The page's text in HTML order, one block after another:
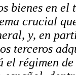
bienes en
crucial
y, en
terceros
el régimen